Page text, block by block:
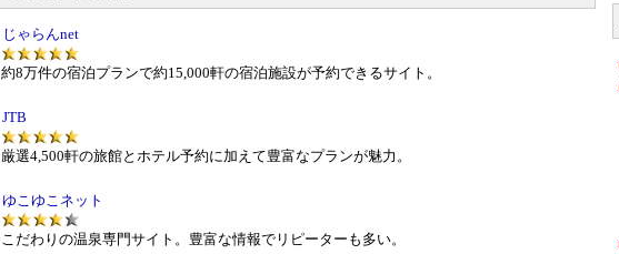
じゃらんnet
約8万件の宿泊プランで約15,000軒の宿泊施設が予約できるサイト。
JTB
厳選4,500軒の旅館とホテル予約に加えて豊富なプランが魅力。
ゆこゆこネット
こだわりの温泉専門サイト。豊富な情報でリピーターも多い。